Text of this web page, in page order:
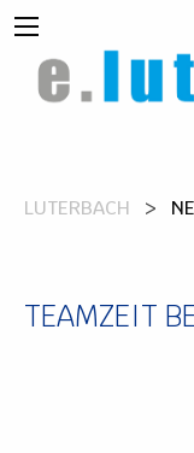
LUTERBACH
TEAMZEIT